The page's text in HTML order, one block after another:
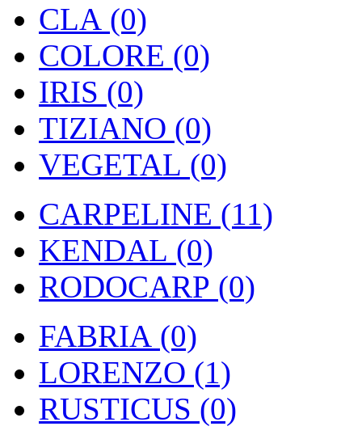
CLA (0)
COLORE (0)
IRIS (0)
TIZIANO (0)
VEGETAL (0)
CARPELINE (11)
KENDAL (0)
RODOCARP (0)
FABRIA (0)
LORENZO (1)
RUSTICUS (0)